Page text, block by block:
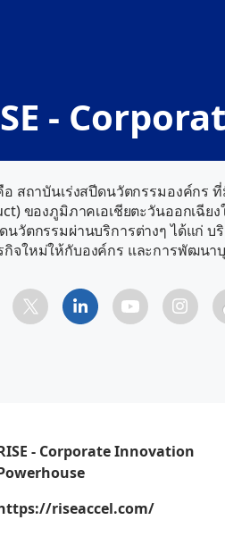
-
อ สถาบันเร่งสปีดนวัตกรรมองค์กร
ของภูมิภาคเอเชียตะวันออกเฉีย
ดนวัตกรรมผ่านบริการต่างๆ ได้แก่
กิจใหม่ให้กับองค์กร และการพัฒนา
- Corporate Innovation
riseaccel.com/